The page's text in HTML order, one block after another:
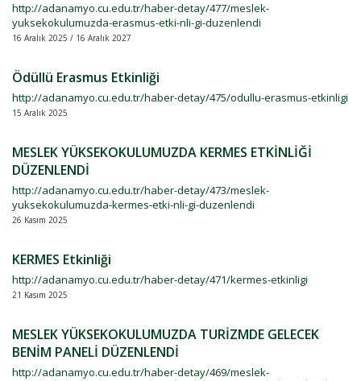
http://adanamyo.cu.edu.tr/haber-detay/477/meslek-
yuksekokulumuzda-erasmus-etki-nli-gi-duzenlendi
16 Aralık 2025 / 16 Aralık 2027
Ödüllü Erasmus Etkinliği
http://adanamyo.cu.edu.tr/haber-detay/475/odullu-erasmus-etkinligi
15 Aralık 2025
MESLEK YÜKSEKOKULUMUZDA KERMES ETKİNLİĞİ
DÜZENLENDİ
http://adanamyo.cu.edu.tr/haber-detay/473/meslek-
yuksekokulumuzda-kermes-etki-nli-gi-duzenlendi
26 Kasım 2025
KERMES Etkinliği
http://adanamyo.cu.edu.tr/haber-detay/471/kermes-etkinligi
21 Kasım 2025
MESLEK YÜKSEKOKULUMUZDA TURİZMDE GELECEK
BENİM PANELİ DÜZENLENDİ
http://adanamyo.cu.edu.tr/haber-detay/469/meslek-